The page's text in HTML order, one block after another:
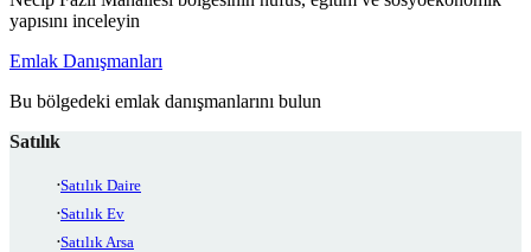
yapısını inceleyin
Emlak Danışmanları
Bu bölgedeki emlak danışmanlarını bulun
Satılık
Satılık Daire
Satılık Ev
Satılık Arsa